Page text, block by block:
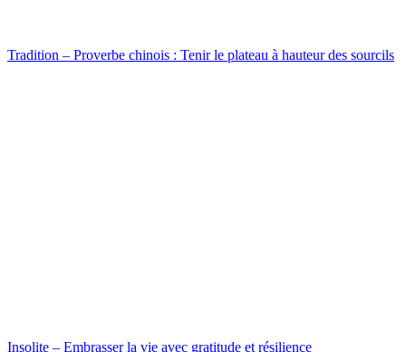
Tradition – Proverbe chinois : Tenir le plateau à hauteur des sourcils
Insolite – Embrasser la vie avec gratitude et résilience